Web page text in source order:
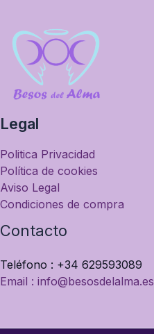
Legal
Politica Privacidad
Política de cookies
Aviso Legal
Condiciones de compra
Contacto
Teléfono : +34 629593089
Email : info@besosdelalma.es